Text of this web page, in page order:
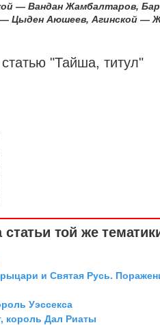
— Вандан Жамбалтаров,
— Цыден Аюшеев, Агинской —
"Тайша, титул"
той же
и Святая Русь.
Уэссекса
король Дал Риаты